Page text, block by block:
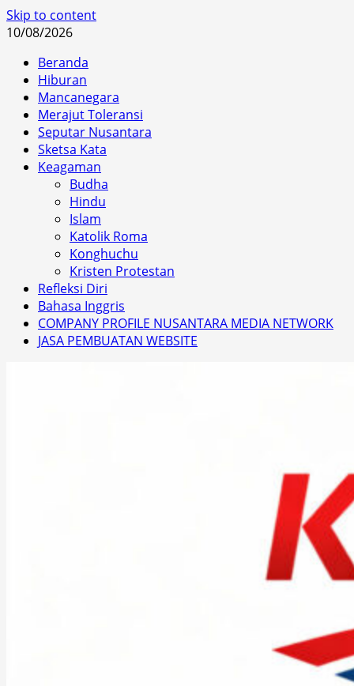
Skip to content
10/08/2026
Beranda
Hiburan
Mancanegara
Merajut Toleransi
Seputar Nusantara
Sketsa Kata
Keagaman
Budha
Hindu
Islam
Katolik Roma
Konghuchu
Kristen Protestan
Refleksi Diri
Bahasa Inggris
COMPANY PROFILE NUSANTARA MEDIA NETWORK
JASA PEMBUATAN WEBSITE